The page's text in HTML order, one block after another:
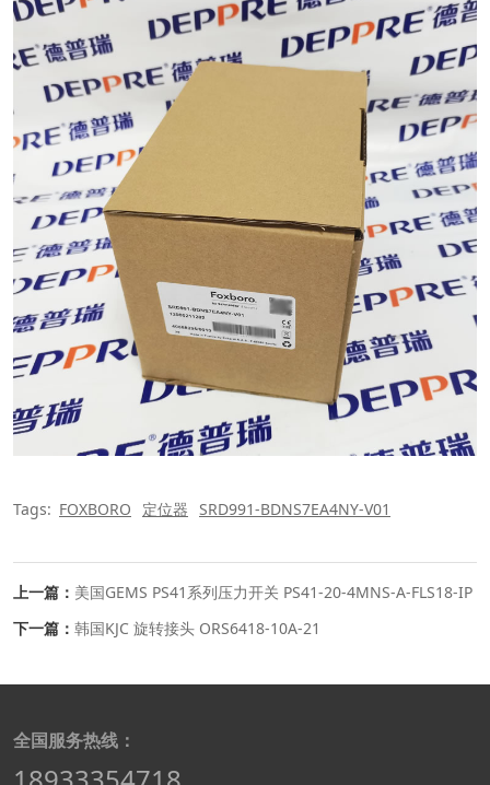
Tags: FOXBORO 定位器 SRD991-BDNS7EA4NY-V01
上一篇： 美国GEMS PS41系列压力开关 PS41-20-4MNS-A-FLS18-IP
下一篇： 韩国KJC 旋转接头 ORS6418-10A-21
全国服务热线：